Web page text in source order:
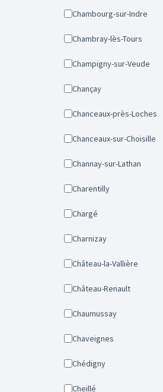
Chambourg-sur-Indre
Chambray-lès-Tours
Champigny-sur-Veude
Chançay
Chanceaux-près-Loches
Chanceaux-sur-Choisille
Channay-sur-Lathan
Charentilly
Chargé
Charnizay
Château-la-Vallière
Château-Renault
Chaumussay
Chaveignes
Chédigny
Cheillé